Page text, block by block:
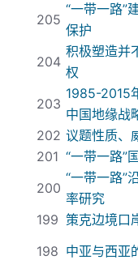
205
“一带一路”
保护
204
积极塑造并
权
203
1985-2015
中国地缘战
202 议题性质、
201 “一带一路”
200
“一带一路”
率研究
199 策克边境口
198 中亚与西亚